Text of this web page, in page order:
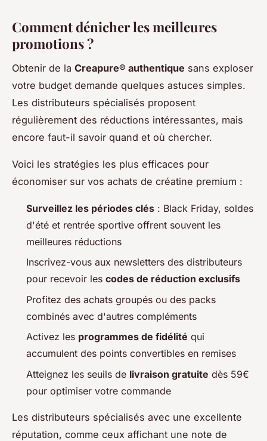
Comment dénicher les meilleures
promotions ?
Obtenir de la Creapure® authentique sans exploser
votre budget demande quelques astuces simples.
Les distributeurs spécialisés proposent
régulièrement des réductions intéressantes, mais
encore faut-il savoir quand et où chercher.
Voici les stratégies les plus efficaces pour
économiser sur vos achats de créatine premium :
Surveillez les périodes clés : Black Friday, soldes
d'été et rentrée sportive offrent souvent les
meilleures réductions
Inscrivez-vous aux newsletters des distributeurs
pour recevoir les codes de réduction exclusifs
Profitez des achats groupés ou des packs
combinés avec d'autres compléments
Activez les programmes de fidélité qui
accumulent des points convertibles en remises
Atteignez les seuils de livraison gratuite dès 59€
pour optimiser votre commande
Les distributeurs spécialisés avec une excellente
réputation, comme ceux affichant une note de